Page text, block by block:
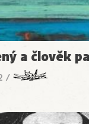
a člověk
/